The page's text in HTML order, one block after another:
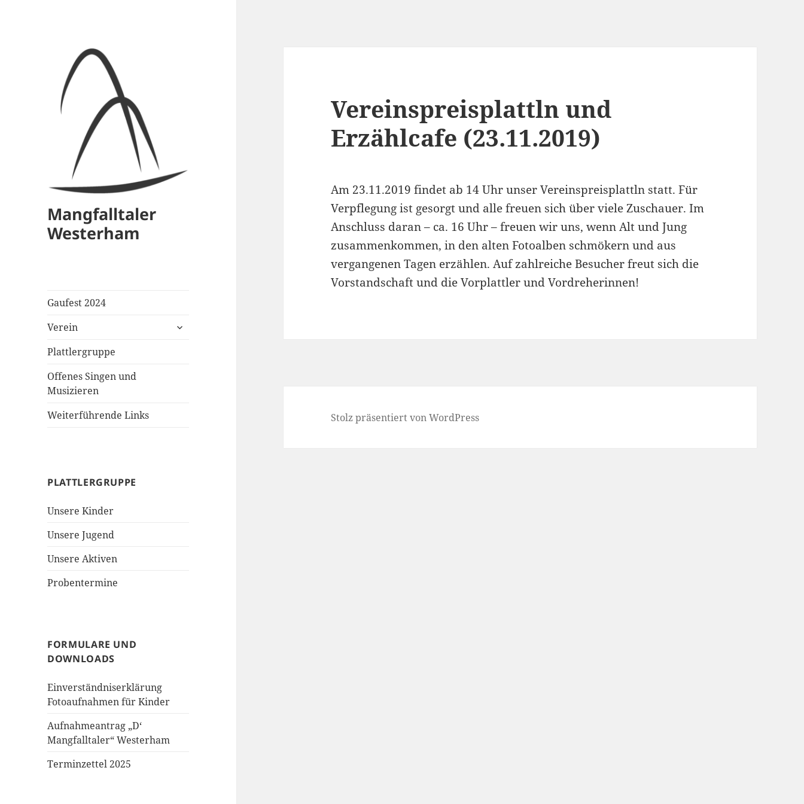
Mangfalltaler
Westerham
Gaufest 2024
Verein
untermenü
Plattlergruppe
Offenes Singen und
Musizieren
Weiterführende Links
PLATTLERGRUPPE
Unsere Kinder
Unsere Jugend
Unsere Aktiven
Probentermine
FORMULARE UND
DOWNLOADS
Einverständniserklärung
Fotoaufnahmen für Kinder
Aufnahmeantrag „D‘
Mangfalltaler“ Westerham
Terminzettel 2025
Vereinspreisplattln und
Erzählcafe (23.11.2019)
Am 23.11.2019 findet ab 14 Uhr unser Vereinspreisplattln statt. Für
Verpflegung ist gesorgt und alle freuen sich über viele Zuschauer. Im
Anschluss daran – ca. 16 Uhr – freuen wir uns, wenn Alt und Jung
zusammenkommen, in den alten Fotoalben schmökern und aus
vergangenen Tagen erzählen. Auf zahlreiche Besucher freut sich die
Vorstandschaft und die Vorplattler und Vordreherinnen!
Stolz präsentiert von WordPress